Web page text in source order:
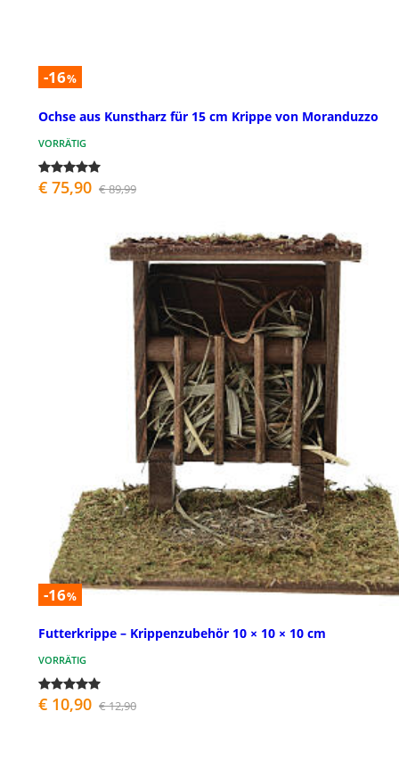
-16%
Ochse aus Kunstharz für 15 cm Krippe von Moranduzzo
VORRÄTIG
€ 75,90 € 89,99
-16%
Futterkrippe – Krippenzubehör 10 × 10 × 10 cm
VORRÄTIG
€ 10,90 € 12,90